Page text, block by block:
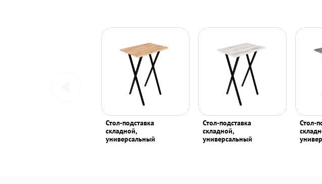
Стол-подставка
складной,
универсальный
Стол-подставка
складной,
универсальный
Стол-